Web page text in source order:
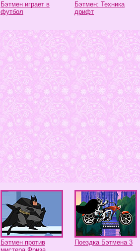
Бэтмен играет в
футбол
Бэтмен: Техника
дрифт
Бэтмен против
Поездка Бэтмена 3